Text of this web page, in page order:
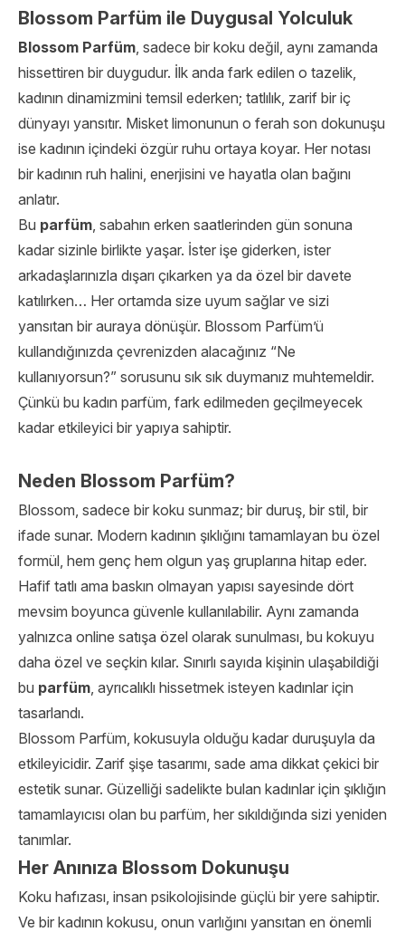
Blossom Parfüm ile Duygusal Yolculuk
Blossom Parfüm, sadece bir koku değil, aynı zamanda
hissettiren bir duygudur. İlk anda fark edilen o tazelik,
kadının dinamizmini temsil ederken; tatlılık, zarif bir iç
dünyayı yansıtır. Misket limonunun o ferah son dokunuşu
ise kadının içindeki özgür ruhu ortaya koyar. Her notası
bir kadının ruh halini, enerjisini ve hayatla olan bağını
anlatır.
Bu parfüm, sabahın erken saatlerinden gün sonuna
kadar sizinle birlikte yaşar. İster işe giderken, ister
arkadaşlarınızla dışarı çıkarken ya da özel bir davete
katılırken… Her ortamda size uyum sağlar ve sizi
yansıtan bir auraya dönüşür. Blossom Parfüm’ü
kullandığınızda çevrenizden alacağınız “Ne
kullanıyorsun?” sorusunu sık sık duymanız muhtemeldir.
Çünkü bu kadın parfüm, fark edilmeden geçilmeyecek
kadar etkileyici bir yapıya sahiptir.
Neden Blossom Parfüm?
Blossom, sadece bir koku sunmaz; bir duruş, bir stil, bir
ifade sunar. Modern kadının şıklığını tamamlayan bu özel
formül, hem genç hem olgun yaş gruplarına hitap eder.
Hafif tatlı ama baskın olmayan yapısı sayesinde dört
mevsim boyunca güvenle kullanılabilir. Aynı zamanda
yalnızca online satışa özel olarak sunulması, bu kokuyu
daha özel ve seçkin kılar. Sınırlı sayıda kişinin ulaşabildiği
bu parfüm, ayrıcalıklı hissetmek isteyen kadınlar için
tasarlandı.
Blossom Parfüm, kokusuyla olduğu kadar duruşuyla da
etkileyicidir. Zarif şişe tasarımı, sade ama dikkat çekici bir
estetik sunar. Güzelliği sadelikte bulan kadınlar için şıklığın
tamamlayıcısı olan bu parfüm, her sıkıldığında sizi yeniden
tanımlar.
Her Anınıza Blossom Dokunuşu
Koku hafızası, insan psikolojisinde güçlü bir yere sahiptir.
Ve bir kadının kokusu, onun varlığını yansıtan en önemli